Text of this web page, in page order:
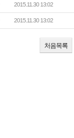
2015.11.30 13:02
2015.11.30 13:02
처음목록